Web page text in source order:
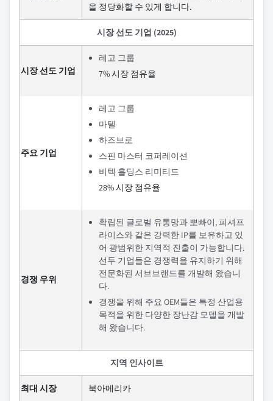
을 정당화할 수 있게 합니다.
시장 선도 기업 (2025)
시장 선도 기업
레고 그룹
7% 시장 점유율
주요 기업
레고 그룹
마텔
하즈브로
스핀 마스터 코퍼레이션
비텍 홀딩스 리미티드
28% 시장 점유율
경쟁 우위
확립된 글로벌 유통망과 뽀빠이, 피셔프
라이스와 같은 강력한 IP를 보유하고 있
어 광범위한 지역적 진출이 가능합니다.
선두 기업들은 경쟁력을 유지하기 위해
전문화된 서브브랜드를 개발해 왔습니
다.
경쟁을 위해 주요 OEM들은 특정 산업용
목적을 위한 다양한 장난감 모델을 개발
해 왔습니다.
지역 인사이트
최대 시장 북아메리카